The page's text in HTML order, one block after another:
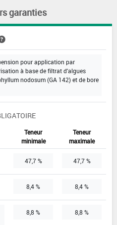
garanties
pour application par
à base de filtrat d'algues
nodosum (GA 142) et de bore
Teneur
minimale
Teneur
maximale
47,7 % 47,7 %
8,4 % 8,4 %
8,8 % 8,8 %